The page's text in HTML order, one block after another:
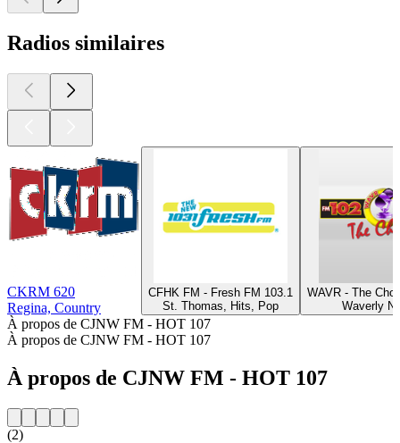
Radios similaires
CKRM 620
Regina, Country
CFHK FM - Fresh FM 103.1
St. Thomas, Hits, Pop
WAVR - The
Waverly
À propos de CJNW FM - HOT 107
À propos de CJNW FM - HOT 107
À propos de CJNW FM - HOT 107
(2)